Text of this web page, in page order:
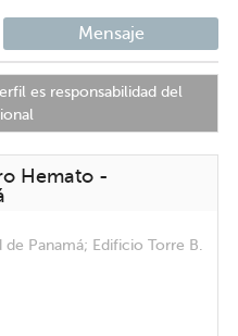
Mensaje
es responsabilidad del
Hemato -
Panamá; Edificio Torre B.